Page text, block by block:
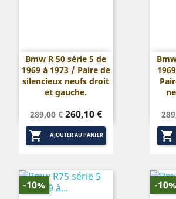
Bmw R 50 série 5 de
1969 à 1973 / Paire de
silencieux neufs droit
et gauche.
Prix
de
base
289,00 € Prix
260,10 €
 AJOUTER AU PANIER
de

-10% -10%